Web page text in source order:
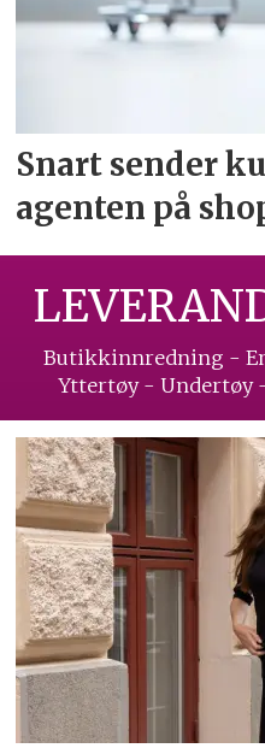
Snart sender
agenten på
Butikkinnredning -
Yttertøy - Undertøy